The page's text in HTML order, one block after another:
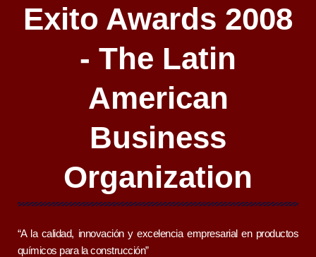
Exito Awards 2008
- The Latin
American
Business
Organization
“A la calidad, innovación y excelencia empresarial en productos
químicos para la construcción”